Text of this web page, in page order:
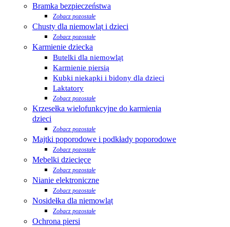
Bramka bezpieczeństwa
Zobacz pozostałe
Chusty dla niemowląt i dzieci
Zobacz pozostałe
Karmienie dziecka
Butelki dla niemowląt
Karmienie piersią
Kubki niekapki i bidony dla dzieci
Laktatory
Zobacz pozostałe
Krzesełka wielofunkcyjne do karmienia
dzieci
Zobacz pozostałe
Majtki poporodowe i podkłady poporodowe
Zobacz pozostałe
Mebelki dziecięce
Zobacz pozostałe
Nianie elektroniczne
Zobacz pozostałe
Nosidełka dla niemowląt
Zobacz pozostałe
Ochrona piersi